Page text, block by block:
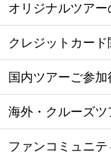
オリジナルツアー
クレジットカード
国内ツアーご参加
海外・クルーズ
ファンコミュニテ